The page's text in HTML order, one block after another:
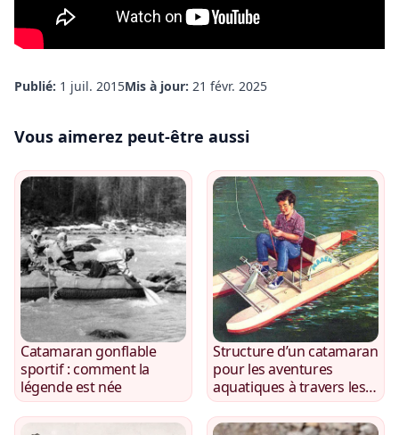
Publié: 1 juil. 2015Mis à jour: 21 févr. 2025
Vous aimerez peut-être aussi
Catamaran gonflable
sportif : comment la
légende est née
Structure d’un catamaran
pour les aventures
aquatiques à travers les
yeux d’un amateur